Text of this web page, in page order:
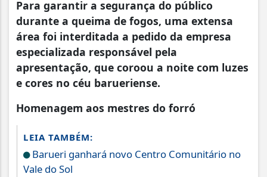
Para garantir a segurança do público
durante a queima de fogos, uma extensa
área foi interditada a pedido da empresa
especializada responsável pela
apresentação, que coroou a noite com luzes
e cores no céu barueriense.
Homenagem aos mestres do forró
LEIA TAMBÉM:
Barueri ganhará novo Centro Comunitário no
Vale do Sol